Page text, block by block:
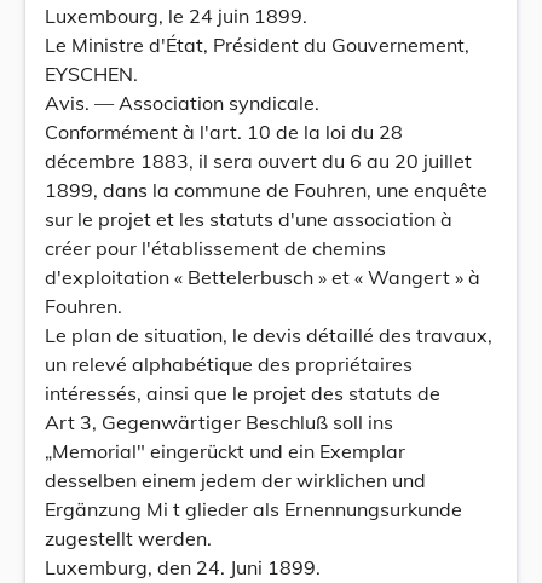
Luxembourg, le 24 juin 1899.
Le Ministre d'État, Président du Gouvernement,
EYSCHEN.
Avis. — Association syndicale.
Conformément à l'art. 10 de la loi du 28
décembre 1883, il sera ouvert du 6 au 20 juillet
1899, dans la commune de Fouhren, une enquête
sur le projet et les statuts d'une association à
créer pour l'établissement de chemins
d'exploitation « Bettelerbusch » et « Wangert » à
Fouhren.
Le plan de situation, le devis détaillé des travaux,
un relevé alphabétique des propriétaires
intéressés, ainsi que le projet des statuts de
Art 3, Gegenwärtiger Beschluß soll ins
„Memorial" eingerückt und ein Exemplar
desselben einem jedem der wirklichen und
Ergänzung Mi t glieder als Ernennungsurkunde
zugestellt werden.
Luxemburg, den 24. Juni 1899.